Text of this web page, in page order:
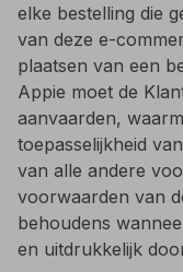
elke bestelling die
van deze e-
plaatsen van een
Appie moet de
aanvaarden,
toepasselijkheid
van alle andere
voorwaarden van
behoudens
en uitdrukkelijk